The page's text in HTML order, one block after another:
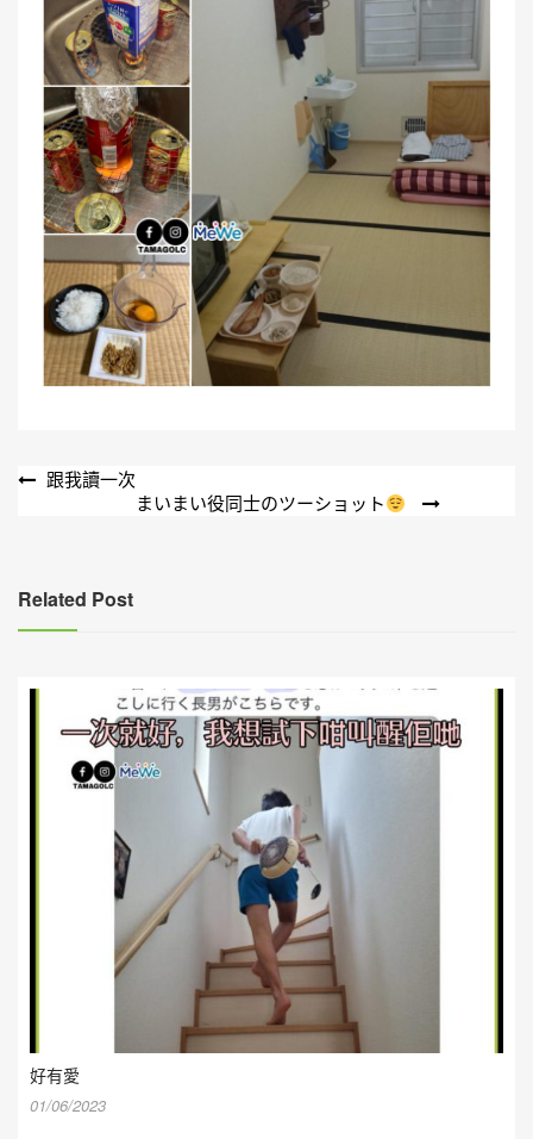
文
覽
跟我讀一次
まいまい役同士のツーショット
Related Post
好有愛
01/06/2023